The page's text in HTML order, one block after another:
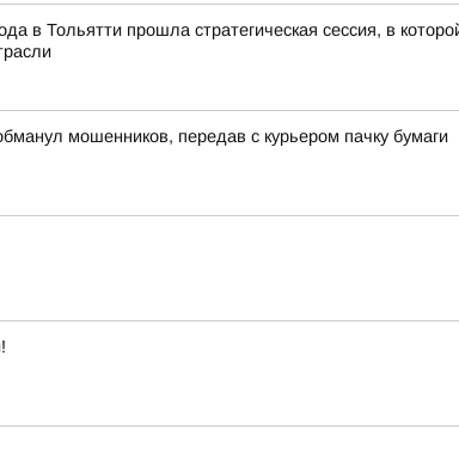
в Тольятти прошла стратегическая сессия, в
мошенников, передав с курьером пачку бумаги